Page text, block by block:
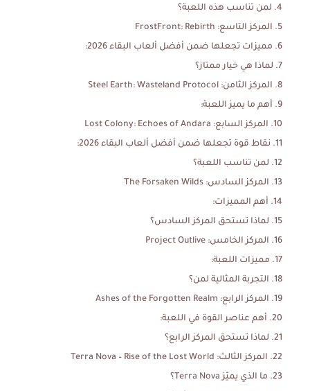
لمن تناسب هذه اللعبة؟
المركز التاسع: FrostFront: Rebirth
مميزات تجعلها ضمن أفضل ألعاب البقاء 2026:
لماذا هي خيار ممتاز؟
المركز الثامن: Steel Earth: Wasteland Protocol
أهم ما يميز اللعبة:
المركز السابع: Lost Colony: Echoes of Andara
نقاط قوة تجعلها ضمن أفضل ألعاب البقاء 2026:
لمن تناسب اللعبة؟
المركز السادس: The Forsaken Wilds
أهم المميزات:
لماذا تستحق المركز السادس؟
المركز الخامس: Project Outlive
مميزات اللعبة:
التجربة المثالية لمن؟
المركز الرابع: Ashes of the Forgotten Realm
أهم عناصر القوة في اللعبة:
لماذا تستحق المركز الرابع؟
المركز الثالث: Terra Nova – Rise of the Lost World
ما الذي يميّز Terra Nova؟